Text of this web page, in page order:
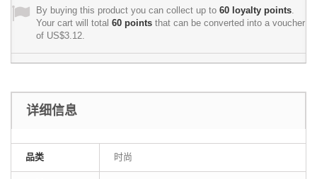
By buying this product you can collect up to 60 loyalty points.
Your cart will total 60 points that can be converted into a voucher
of US$3.12.
详细信息
品类 时尚